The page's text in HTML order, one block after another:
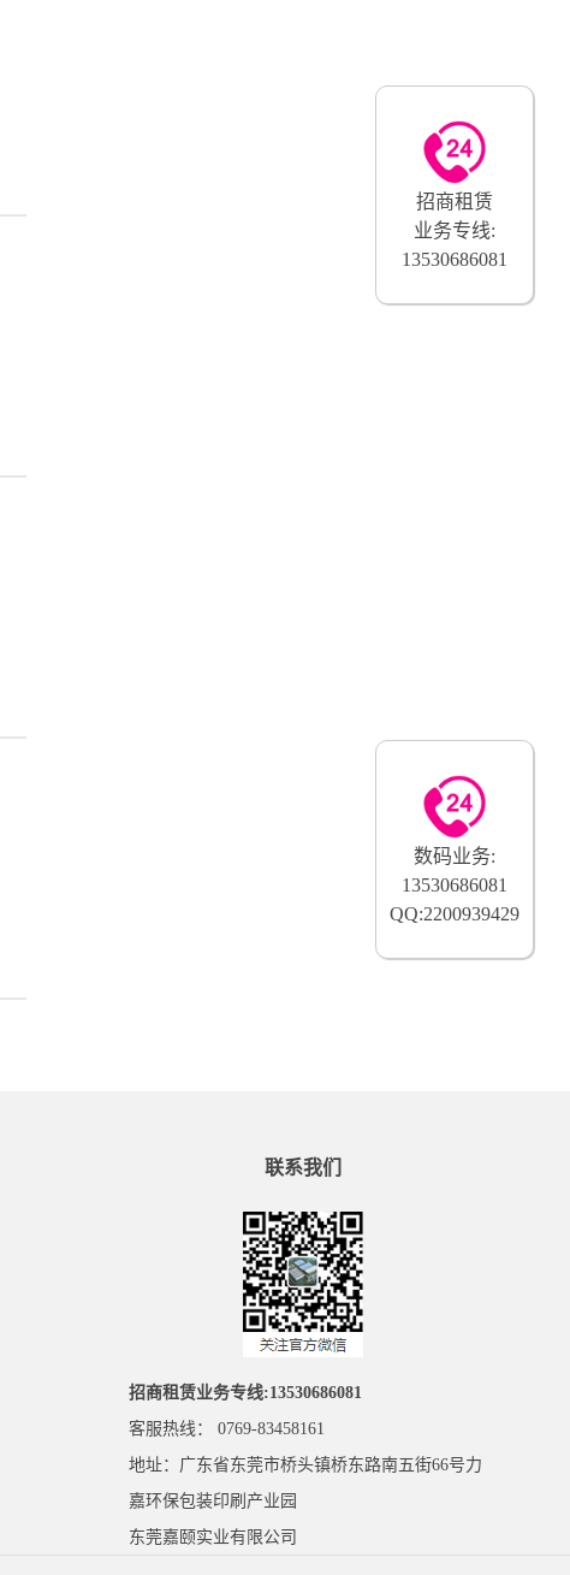
联系我们
招商租赁业务专线:13530686081
客服热线： 0769-83458161
地址：广东省东莞市桥头镇桥东路南五街66号力
嘉环保包装印刷产业园
东莞嘉颐实业有限公司
招商租赁
业务专线:
13530686081
数码业务:
13530686081
QQ:2200939429